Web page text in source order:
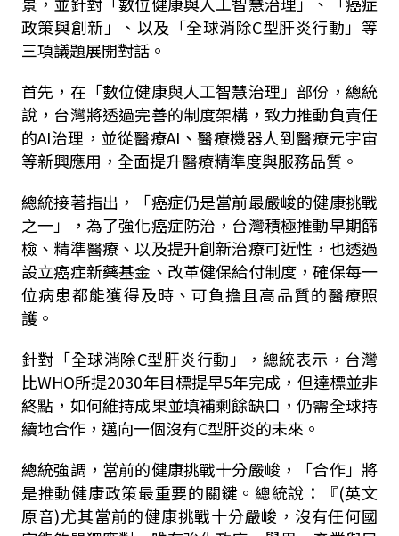
政策與創新」、以及「全球消除C型肝炎行動」等
三項議題展開對話。
首先，在「數位健康與人工智慧治理」部份，總統
說，台灣將透過完善的制度架構，致力推動負責任
的AI治理，並從醫療AI、醫療機器人到醫療元宇宙
等新興應用，全面提升醫療精準度與服務品質。
總統接著指出，「癌症仍是當前最嚴峻的健康挑戰
之一」，為了強化癌症防治，台灣積極推動早期篩
檢、精準醫療、以及提升創新治療可近性，也透過
設立癌症新藥基金、改革健保給付制度，確保每一
位病患都能獲得及時、可負擔且高品質的醫療照
護。
針對「全球消除C型肝炎行動」，總統表示，台灣
比WHO所提2030年目標提早5年完成，但達標並非
終點，如何維持成果並填補剩餘缺口，仍需全球持
續地合作，邁向一個沒有C型肝炎的未來。
總統強調，當前的健康挑戰十分嚴峻，「合作」將
是推動健康政策最重要的關鍵。總統說：『(英文
原音)尤其當前的健康挑戰十分嚴峻，沒有任何國